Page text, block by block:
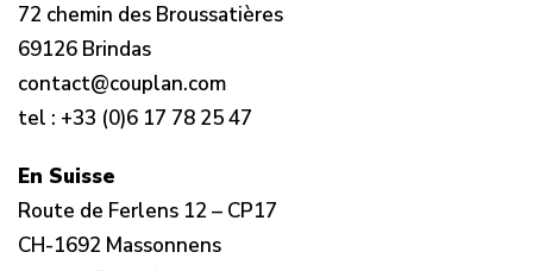
72 chemin des Broussatières
69126 Brindas
contact@couplan.com
tel : +33 (0)6 17 78 25 47
En Suisse
Route de Ferlens 12 – CP17
CH-1692 Massonnens